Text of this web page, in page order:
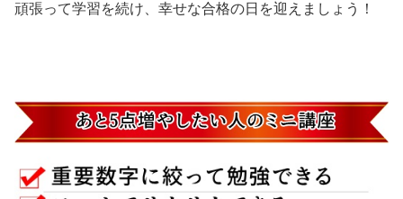
頑張って学習を続け、幸せな合格の日を迎えましょう！